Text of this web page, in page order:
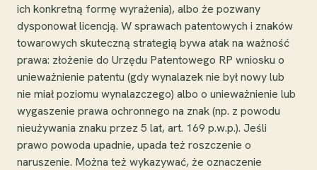
ich konkretną formę wyrażenia), albo że pozwany
dysponował licencją. W sprawach patentowych i znaków
towarowych skuteczną strategią bywa atak na ważność
prawa: złożenie do Urzędu Patentowego RP wniosku o
unieważnienie patentu (gdy wynalazek nie był nowy lub
nie miał poziomu wynalazczego) albo o unieważnienie lub
wygaszenie prawa ochronnego na znak (np. z powodu
nieużywania znaku przez 5 lat, art. 169 p.w.p.). Jeśli
prawo powoda upadnie, upada też roszczenie o
naruszenie. Można też wykazywać, że oznaczenie